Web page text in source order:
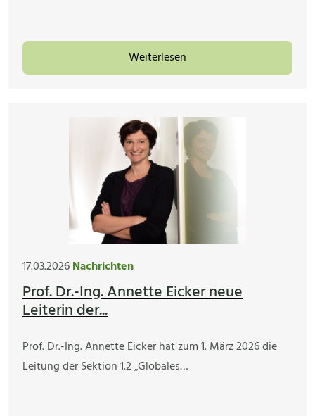
Weiterlesen
17.03.2026Nachrichten
Prof. Dr.-Ing. Annette Eicker neue
Leiterin der...
Prof. Dr.-Ing. Annette Eicker hat zum 1. März 2026 die
Leitung der Sektion 1.2 „Globales…